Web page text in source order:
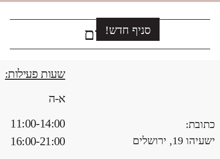
ירושלים
סניף חדש!
כתובת:
ישעיהו 19, ירושלים
שעות פעילות:
א-ה
11:00-14:00
16:00-21:00